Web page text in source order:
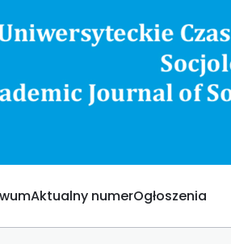
Aktualny numerOgłoszenia